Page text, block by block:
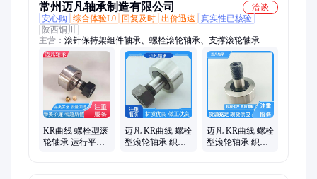
常州迈凡轴承制造有限公司
洽谈
安心购
综合体验L0 回复及时 出价迅速
真实性已核验
陕西铜川
主营： 滚针保持架组件轴承、螺栓滚轮轴承、支撑滚轮轴承
KR曲线 螺栓型滚
轮轴承 运行平稳
迈凡 KR曲线 螺栓
型滚轮轴承 织物
迈凡 KR曲线 螺栓
型滚轮轴承 织物